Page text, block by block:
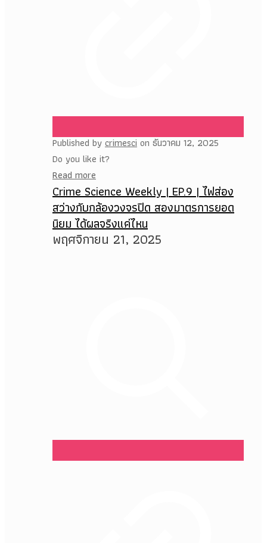
Published by crimesci on ธันวาคม 12, 2025
Do you like it?
Read more
Crime Science Weekly | EP.9 | ไฟส่อง
สว่างกับกล้องวงจรปิด สองมาตรการยอด
นิยม ได้ผลจริงแค่ไหน
พฤศจิกายน 21, 2025